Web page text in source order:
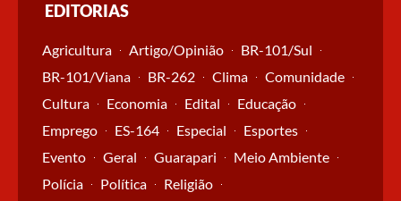
EDITORIAS
Agricultura Artigo/Opinião
BR-101/Sul
BR-101/Viana
BR-262 Clima
Comunidade
Cultura
Economia Edital
Educação
Emprego
ES-164 Especial
Esportes
Evento
Geral Guarapari
Meio Ambiente
Polícia
Política
Religião